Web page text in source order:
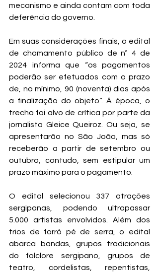
mecanismo e ainda contam com toda
deferência do governo.
Em suas considerações finais, o edital
de chamamento público de nº 4 de
2024 informa que “os pagamentos
poderão ser efetuados com o prazo
de, no mínimo, 90 (noventa) dias após
a finalização do objeto”. À época, o
trecho foi alvo de crítica por parte da
jornalista Gleice Queiroz. Ou seja, se
apresentarão no São João, mas só
receberão a partir de setembro ou
outubro, contudo, sem estipular um
prazo máximo para o pagamento.
O edital selecionou 337 atrações
sergipanas, podendo ultrapassar
5.000 artistas envolvidos. Além dos
trios de forró pé de serra, o edital
abarca bandas, grupos tradicionais
do folclore sergipano, grupos de
teatro, cordelistas, repentistas,